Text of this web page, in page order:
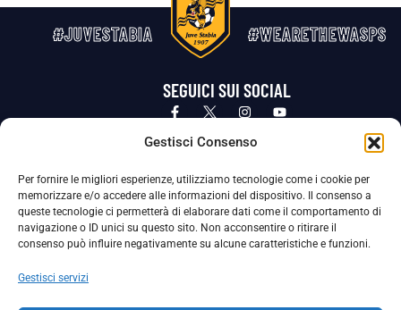
Gestisci Consenso
Per fornire le migliori esperienze, utilizziamo tecnologie come i cookie per
memorizzare e/o accedere alle informazioni del dispositivo. Il consenso a
queste tecnologie ci permetterà di elaborare dati come il comportamento di
navigazione o ID unici su questo sito. Non acconsentire o ritirare il
consenso può influire negativamente su alcune caratteristiche e funzioni.
Gestisci servizi
#JUVESTABIA #WEARETHEWASPS
SEGUICI SUI SOCIAL
Privacy Policy Cookie Policy
La Società ha nominato il Responsabile della Protezione dei Dati Personali (DPO), figura specializzata che vigila sulle modalità
adottate dalla nostra Società per tutelare i Suoi dati personali.
Per contattare il DPO può scrivere a